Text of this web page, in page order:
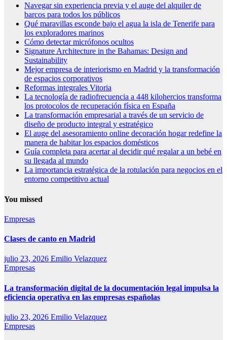
Navegar sin experiencia previa y el auge del alquiler de
barcos para todos los públicos
Qué maravillas esconde bajo el agua la isla de Tenerife para
los exploradores marinos
Cómo detectar micrófonos ocultos
Signature Architecture in the Bahamas: Design and
Sustainability
Mejor empresa de interiorismo en Madrid y la transformación
de espacios corporativos
Reformas integrales Vitoria
La tecnología de radiofrecuencia a 448 kilohercios transforma
los protocolos de recuperación física en España
La transformación empresarial a través de un servicio de
diseño de producto integral y estratégico
El auge del asesoramiento online decoración hogar redefine la
manera de habitar los espacios domésticos
Guía completa para acertar al decidir qué regalar a un bebé en
su llegada al mundo
La importancia estratégica de la rotulación para negocios en el
entorno competitivo actual
You missed
Empresas
Clases de canto en Madrid
julio 23, 2026 Emilio Velazquez
Empresas
La transformación digital de la documentación legal impulsa la
eficiencia operativa en las empresas españolas
julio 23, 2026 Emilio Velazquez
Empresas